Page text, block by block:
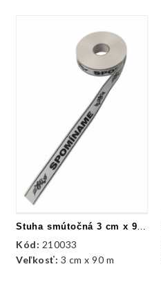
Stuha smútočná 3 cm x 90 m
Kód: 210033
Veľkosť: 3 cm x 90 m